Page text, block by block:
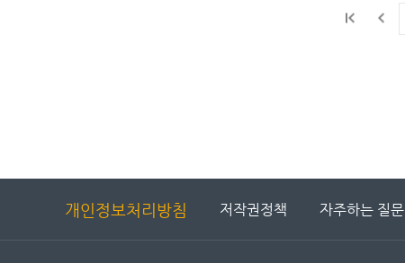
개인정보처리방침 저작권정책 자주하는 질문